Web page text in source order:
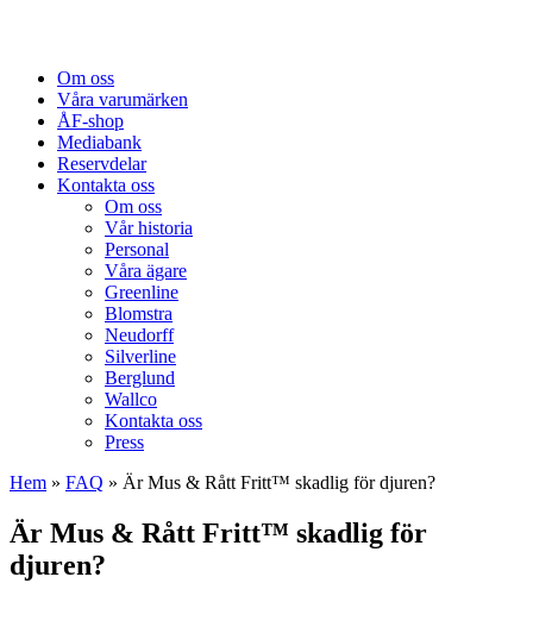
Om oss
Våra varumärken
ÅF-shop
Mediabank
Reservdelar
Kontakta oss
Om oss
Vår historia
Personal
Våra ägare
Greenline
Blomstra
Neudorff
Silverline
Berglund
Wallco
Kontakta oss
Press
Hem » FAQ » Är Mus & Rått Fritt™ skadlig för djuren?
Är Mus & Rått Fritt™ skadlig för
djuren?